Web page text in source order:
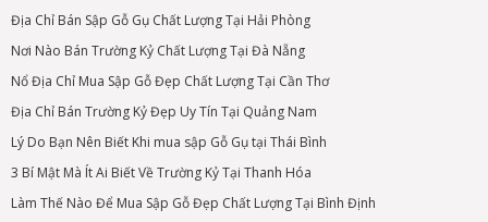
Địa Chỉ Bán Sập Gỗ Gụ Chất Lượng Tại Hải Phòng
Nơi Nào Bán Trường Kỷ Chất Lượng Tại Đà Nẵng
Nổ Địa Chỉ Mua Sập Gỗ Đẹp Chất Lượng Tại Cần Thơ
Địa Chỉ Bán Trường Kỷ Đẹp Uy Tín Tại Quảng Nam
Lý Do Bạn Nên Biết Khi mua sập Gỗ Gụ tại Thái Bình
3 Bí Mật Mà Ít Ai Biết Về Trường Kỷ Tại Thanh Hóa
Làm Thế Nào Để Mua Sập Gỗ Đẹp Chất Lượng Tại Bình Định